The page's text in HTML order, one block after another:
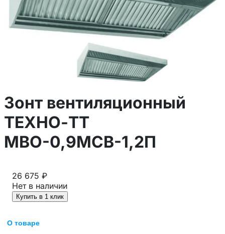
Зонт вентиляционный
ТЕХНО-ТТ
МВО-0,9МСВ-1,2П
26 675 ₽
Нет в наличии
Купить в 1 клик
О товаре